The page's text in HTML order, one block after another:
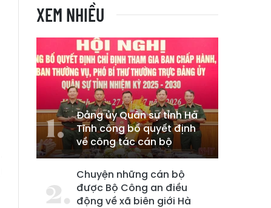
XEM NHIỀU
Đảng ủy Quân sự tỉnh Hà
Tĩnh công bố quyết định
về công tác cán bộ
Chuyện những cán bộ
được Bộ Công an điều
động về xã biên giới Hà